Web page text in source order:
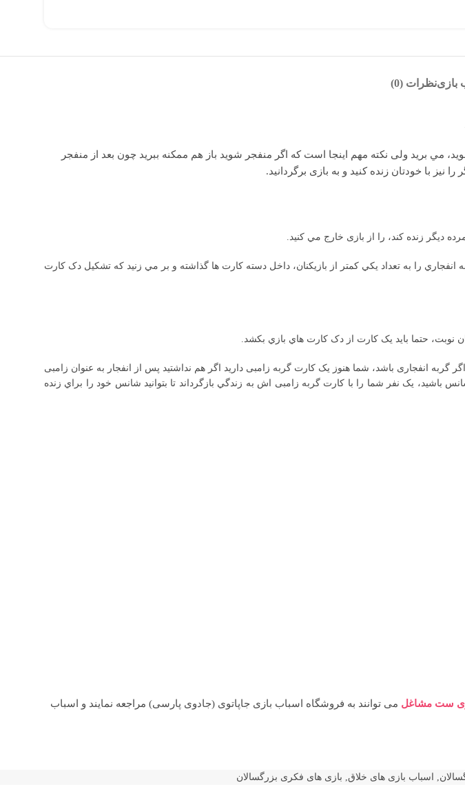
بازینظرات (0)
مي بريد ولی نکته مهم اينجا است که اگر منفجر شويد باز هم ممکنه ببريد چون بعد از منفجر
نيز با خودتان زنده کنيد و به بازی برگردانيد.
ديگر زنده کند، را از بازی خارج مي کنيد.
را به تعداد يکي کمتر از بازيکنان، داخل دسته کارت ها گذاشته و بر مي زنيد که تشکيل دک کارت
حتما بايد يک کارت از دک کارت هاي بازي بکشد.
انفجاری باشد، شما هنوز يک کارت گربه زامبی داريد اگر هم نداشتيد پس از انفجار به عنوان زامبی
يک نفر شما را با کارت گربه زامبی اش به زندگي بازگرداند تا بتوانيد شانس خود را براي زنده
ست مشاغل می توانند به فروشگاه اسباب بازی جاپاتوی (جادوی پارسی) مراجعه نمایند و اسباب
, اسباب بازی های خلاق, بازی های فکری بزرگسالان